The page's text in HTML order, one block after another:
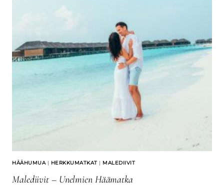
HÄÄHUMUA| HERKKUMATKAT | MALEDIIVIT
Malediivit – Unelmien Häämatka